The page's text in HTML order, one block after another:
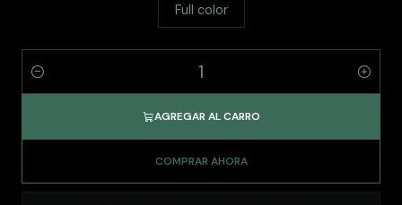
Full color
Cantidad
AGREGAR AL CARRO
COMPRAR AHORA